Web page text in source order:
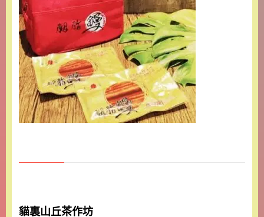
貓裏山丘茶作坊